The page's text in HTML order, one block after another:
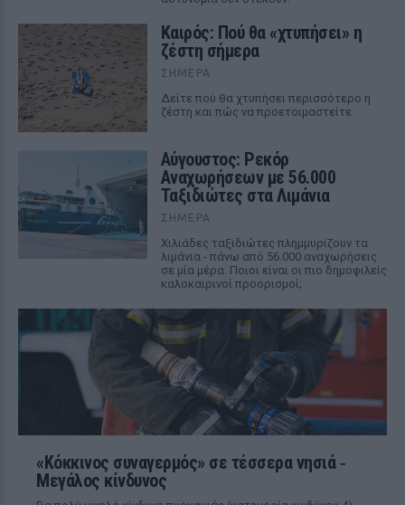
Καιρός: Πού θα «χτυπήσει» η
ζέστη σήμερα
ΣΉΜΕΡΑ
Δείτε πού θα χτυπήσει περισσότερο η
ζέστη και πώς να προετοιμαστείτε
Αύγουστος: Ρεκόρ
Αναχωρήσεων με 56.000
Ταξιδιώτες στα Λιμάνια
ΣΉΜΕΡΑ
Χιλιάδες ταξιδιώτες πλημμυρίζουν τα
λιμάνια - πάνω από 56.000 αναχωρήσεις
σε μία μέρα. Ποιοι είναι οι πιο δημοφιλείς
καλοκαιρινοί προορισμοί;
«Κόκκινος συναγερμός» σε τέσσερα νησιά ‑
Μεγάλος κίνδυνος